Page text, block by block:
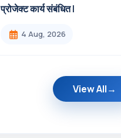
प्रोजेक्ट कार्य संबंधित l
4 Aug, 2026
View All